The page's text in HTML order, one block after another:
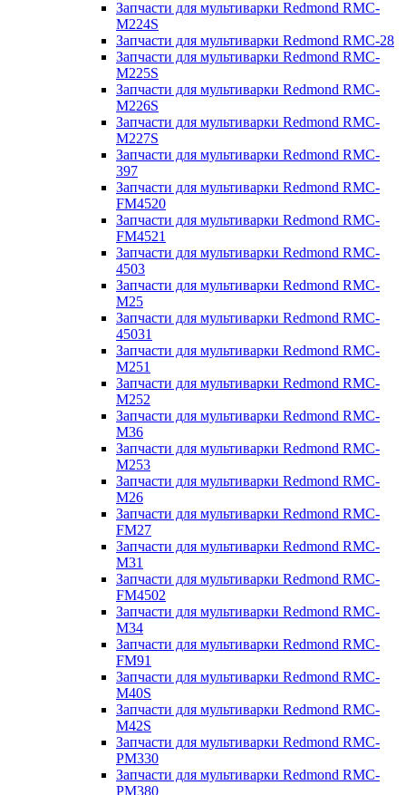
Запчасти для мультиварки Redmond RMC-
M224S
Запчасти для мультиварки Redmond RMC-28
Запчасти для мультиварки Redmond RMC-
M225S
Запчасти для мультиварки Redmond RMC-
M226S
Запчасти для мультиварки Redmond RMC-
M227S
Запчасти для мультиварки Redmond RMC-
397
Запчасти для мультиварки Redmond RMC-
FM4520
Запчасти для мультиварки Redmond RMC-
FM4521
Запчасти для мультиварки Redmond RMC-
4503
Запчасти для мультиварки Redmond RMC-
M25
Запчасти для мультиварки Redmond RMC-
45031
Запчасти для мультиварки Redmond RMC-
M251
Запчасти для мультиварки Redmond RMC-
M252
Запчасти для мультиварки Redmond RMC-
M36
Запчасти для мультиварки Redmond RMC-
M253
Запчасти для мультиварки Redmond RMC-
M26
Запчасти для мультиварки Redmond RMC-
FM27
Запчасти для мультиварки Redmond RMC-
M31
Запчасти для мультиварки Redmond RMC-
FM4502
Запчасти для мультиварки Redmond RMC-
M34
Запчасти для мультиварки Redmond RMC-
FM91
Запчасти для мультиварки Redmond RMC-
M40S
Запчасти для мультиварки Redmond RMC-
M42S
Запчасти для мультиварки Redmond RMC-
PM330
Запчасти для мультиварки Redmond RMC-
PM380